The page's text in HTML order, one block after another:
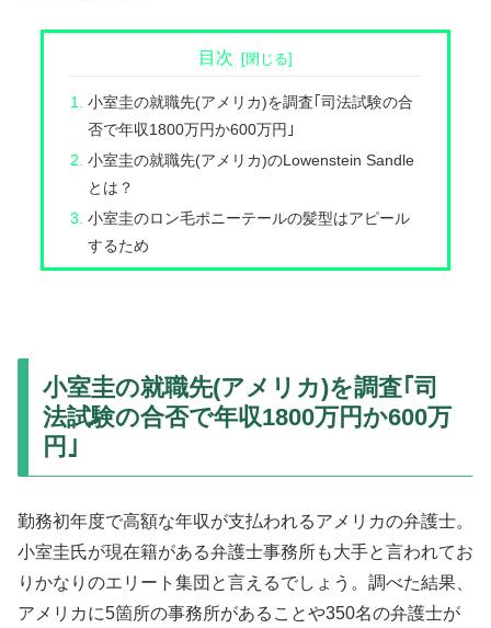
目次
小室圭の就職先(アメリカ)を調査｢司法試験の合
否で年収1800万円か600万円｣
小室圭の就職先(アメリカ)のLowenstein Sandle
とは？
小室圭のロン毛ポニーテールの髪型はアピール
するため
小室圭の就職先(アメリカ)を調査｢司
法試験の合否で年収1800万円か600万
円｣
勤務初年度で高額な年収が支払われるアメリカの弁護士。
小室圭氏が現在籍がある弁護士事務所も大手と言われてお
りかなりのエリート集団と言えるでしょう。調べた結果、
アメリカに5箇所の事務所があることや350名の弁護士が